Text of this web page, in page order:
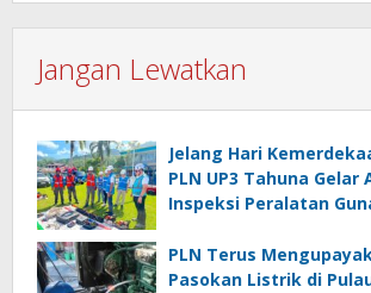
Jangan Lewatkan
Jelang Hari
PLN UP3 Tahuna Gelar
Inspeksi Peralatan
Utara
PLN Terus
Pasokan Listrik di